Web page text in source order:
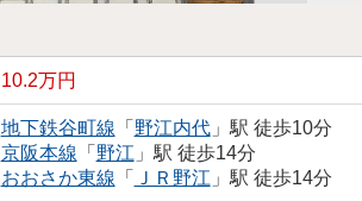
10.2万円
地下鉄谷町線 「 野江内代」駅 徒歩10分
京阪本線 「 野江 」駅 徒歩14分
おおさか東線 「 ＪＲ野江 」駅 徒歩14分